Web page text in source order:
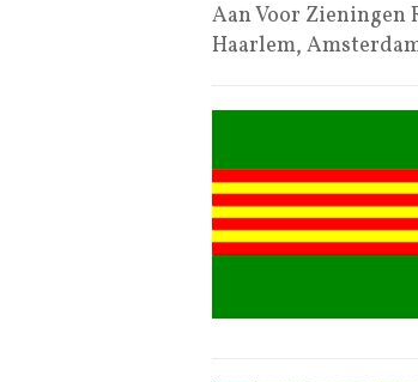
Aan Voor Zieningen
Haarlem,